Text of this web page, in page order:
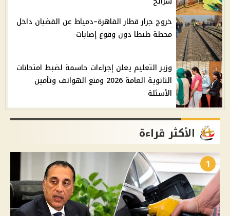
خروج جرار قطار القاهرة–دمياط عن القضبان داخل
محطة طنطا دون وقوع إصابات
وزير التعليم يعلن إجراءات حاسمة لضبط امتحانات
الثانوية العامة 2026 ومنع الهواتف وتأمين
الأسئلة
الأكثر قراءة
1